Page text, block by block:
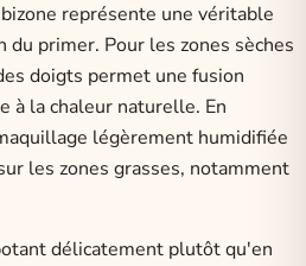
représente une véritable
primer. Pour les zones sèches
doigts permet une fusion
à la chaleur naturelle. En
légèrement humidifiée
les zones grasses, notamment
délicatement plutôt qu'en